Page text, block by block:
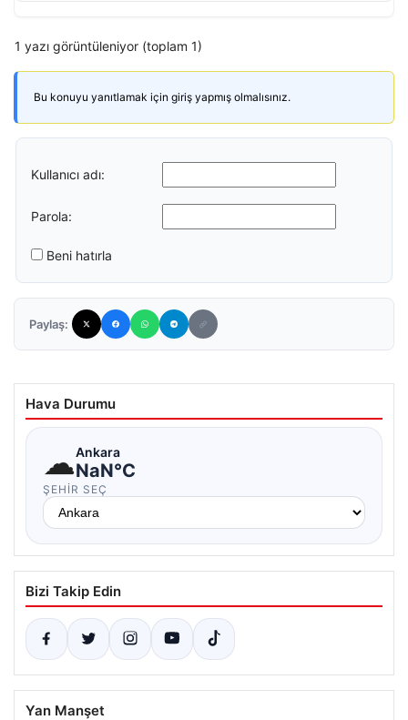
1 yazı görüntüleniyor (toplam 1)
Bu konuyu yanıtlamak için giriş yapmış olmalısınız.
Kullanıcı adı:
Parola:
Beni hatırla
Paylaş:
Hava Durumu
☁Ankara
NaN°C
ŞEHIR SEÇ
Bizi Takip Edin
Yan Manşet